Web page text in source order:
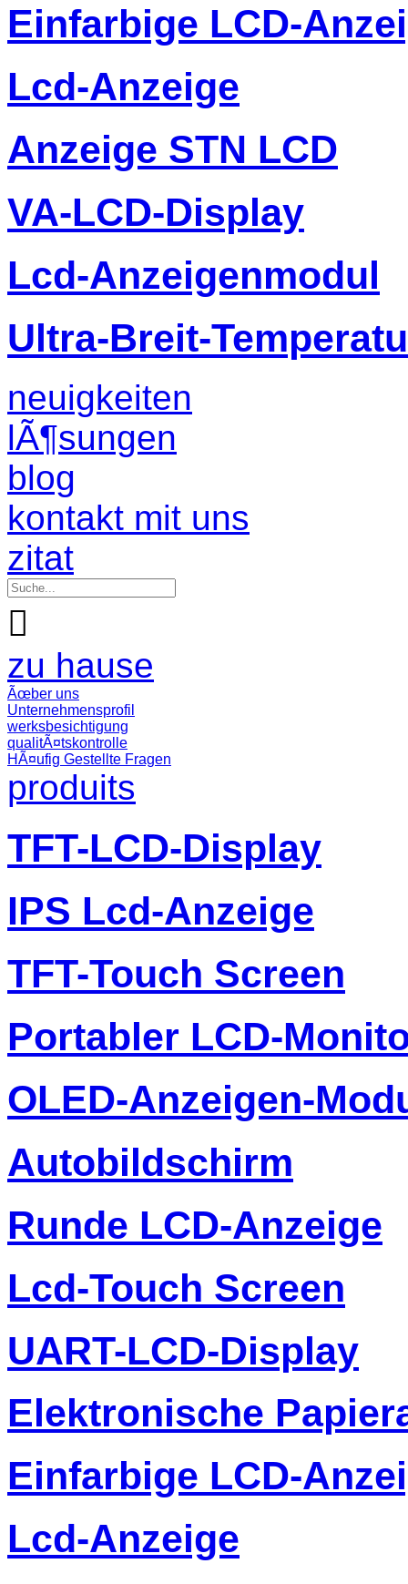
Einfarbige LCD-
Lcd-Anzeige
Anzeige STN LCD
VA-LCD-Display
Lcd-Anzeigenmodul
Ultra-Breit-
neuigkeiten
lÃ¶sungen
blog
kontakt mit uns
zitat

zu hause
Ãœber uns
Unternehmensprofil
werksbesichtigung
qualitÃ¤tskontrolle
HÃ¤ufig Gestellte Fragen
produits
TFT-LCD-Display
IPS Lcd-Anzeige
TFT-Touch Screen
Portabler LCD-
OLED-Anzeigen-
Autobildschirm
Runde LCD-Anzeige
Lcd-Touch Screen
UART-LCD-Display
Elektronische
Einfarbige LCD-
Lcd-Anzeige